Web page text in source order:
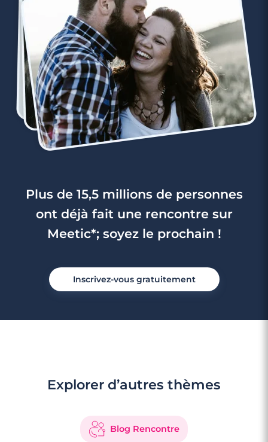
Plus de 15,5 millions de personnes
ont déjà fait une rencontre sur
Meetic*; soyez le prochain !
Inscrivez-vous gratuitement
Explorer d’autres thèmes
Blog Rencontre